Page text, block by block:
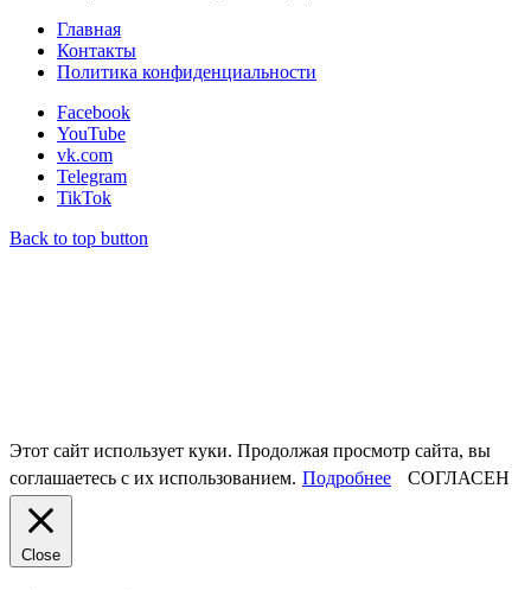
Главная
Контакты
Политика конфиденциальности
Facebook
YouTube
vk.com
Telegram
TikTok
Back to top button
Этот сайт использует куки. Продолжая просмотр сайта, вы
соглашаетесь с их использованием. Подробнее СОГЛАСЕН
Close